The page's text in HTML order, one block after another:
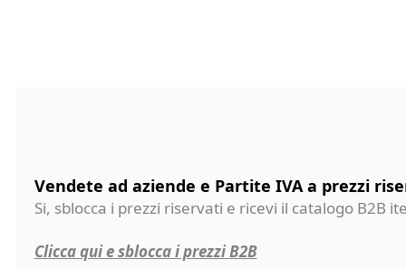
Vendete ad aziende e Partite IVA a prezzi
Si, sblocca i prezzi riservati e ricevi il catalogo B2B
Clicca qui e sblocca i prezzi B2B